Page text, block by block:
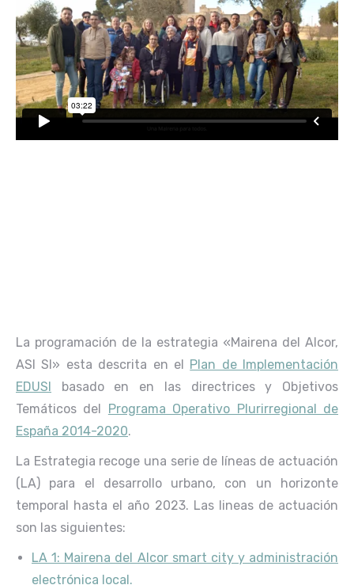
La programación de la estrategia «Mairena del Alcor,
ASI SI» esta descrita en el Plan de Implementación
EDUSI
basado en en las directrices y Objetivos
Temáticos del
Programa Operativo Plurirregional de
España 2014-2020.
La Estrategia recoge una serie de líneas de actuación
(LA) para el desarrollo urbano, con un horizonte
temporal hasta el año 2023. Las lineas de actuación
son las siguientes:
LA 1: Mairena del Alcor smart city y administración
electrónica local.